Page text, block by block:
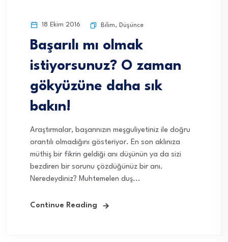
18 Ekim 2016 Bilim, Düşünce
Başarılı mı olmak
istiyorsunuz? O zaman
gökyüzüne daha sık
bakın!
Araştırmalar, başarınızın meşguliyetiniz ile doğru
orantılı olmadığını gösteriyor. En son aklınıza
müthiş bir fikrin geldiği anı düşünün ya da sizi
bezdiren bir sorunu çözdüğünüz bir anı.
Neredeydiniz? Muhtemelen duş...
Continue Reading